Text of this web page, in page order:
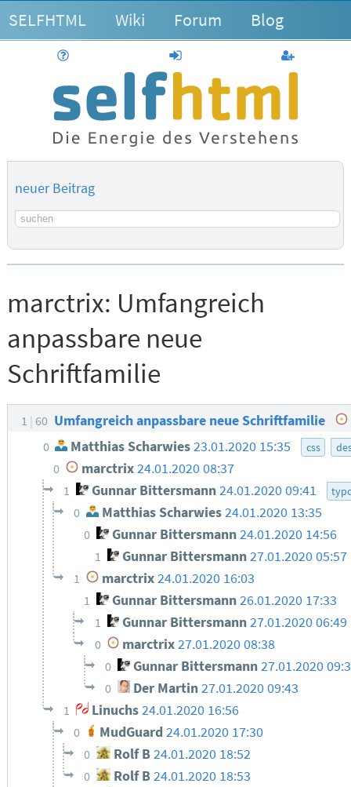
SELFHTML Wiki Forum Blog
anmelden
neuer Beitrag
Suchbegriff
marctrix: Umfangreich
anpassbare neue
Schriftfamilie
1 60 Umfangreich anpassbare neue Schriftfamilie
0 Matthias Scharwies23.01.2020 15:35 css
0 marctrix 24.01.2020 08:37
1 Gunnar Bittersmann24.01.2020 09:41
0 Matthias Scharwies24.01.2020 13:35
0 Gunnar Bittersmann24.01.2020 14:56
1 Gunnar Bittersmann27.01.2020 05:57
1 marctrix24.01.2020 16:03
1 Gunnar Bittersmann26.01.2020 17:33
1 Gunnar Bittersmann27.01.2020 06:49
0 marctrix27.01.2020 08:38
0 Gunnar Bittersmann 27.01.2020
0 Der Martin 27.01.2020 09:43
1 Linuchs24.01.2020 16:56
0 MudGuard 24.01.2020 17:30
0 Rolf B24.01.2020 18:52
0 Rolf B24.01.2020 18:53